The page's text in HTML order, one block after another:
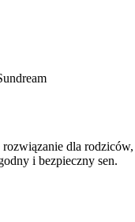
dla rodziców,
i bezpieczny sen.